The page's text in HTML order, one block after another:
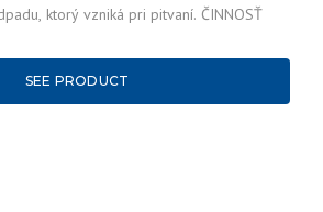
ktorý vzniká pri pitvaní. ČINNOSŤ
SEE PRODUCT